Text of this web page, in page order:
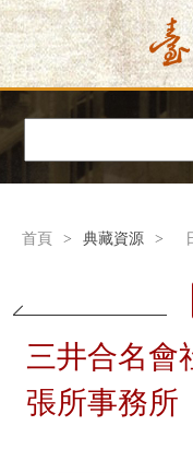
首頁 > 典藏資源 >
三井合名會
張所事務所